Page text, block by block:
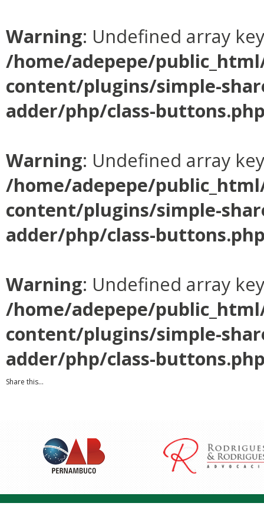
Warning: Undefined array
/home/adepepe/
content/plugins/simple-
adder/php/class-
Warning: Undefined array
/home/adepepe/
content/plugins/simple-
adder/php/class-
Warning: Undefined array
/home/adepepe/
content/plugins/simple-
adder/php/class-
Share this...